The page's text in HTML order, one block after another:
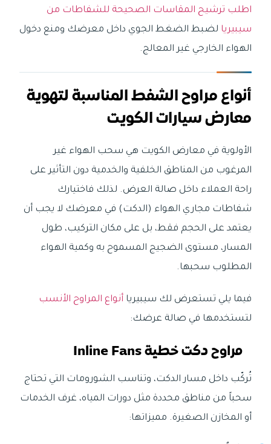
اطلب ترشيح المقاسات الصحيحة للشفاطات من
سيبيريا لضبط الضغط الجوي داخل معرضك ومنع دخول
الهواء الخارجي غير المعالج.
أنواع مراوح الشفط المناسبة لتهوية
معارض سيارات الكويت
الأولوية في معارض الكويت هي سحب الهواء غير
المرغوب من المناطق الخلفية والخدمية دون التأثير على
راحة العملاء داخل صالة العرض. لذلك فاختيارك
شفاطات مجاري الهواء (الدكت) في معرضك لا يجب أن
يعتمد على الحجم فقط، بل على مكان التركيب، طول
المسار، مستوى الضجيج المسموح به وكمية الهواء
المطلوب سحبها.
فيما يلي تستعرض لك سيبيريا أنواع المراوح الأنسب
لتستخدمها في صالة عرضك:
مراوح دكت خطية Inline Fans
تُركّب داخل مسار الدكت، وتناسب الشورومات التي تحتاج
سحباً من مناطق محددة مثل دورات المياه، غرف الخدمات
أو المخازن الصغيرة. مميزاتها: